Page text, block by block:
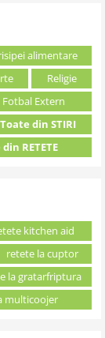
alimentare
Religie
Fotbal Extern
Toate din STIRI
RETETE
kitchen aid
retete la cuptor
la gratarfriptura
multicoojer